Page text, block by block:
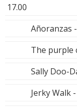
17.00
Añoranzas
The purple
Sally Doo-
Jerky Walk